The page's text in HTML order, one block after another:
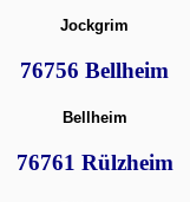
Jockgrim
76756 Bellheim
Bellheim
76761 Rülzheim